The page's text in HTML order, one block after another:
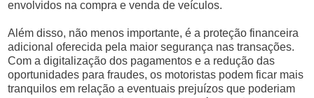
envolvidos na compra e venda de veículos.
Além disso, não menos importante, é a proteção financeira
adicional oferecida pela maior segurança nas transações.
Com a digitalização dos pagamentos e a redução das
oportunidades para fraudes, os motoristas podem ficar mais
tranquilos em relação a eventuais prejuízos que poderiam